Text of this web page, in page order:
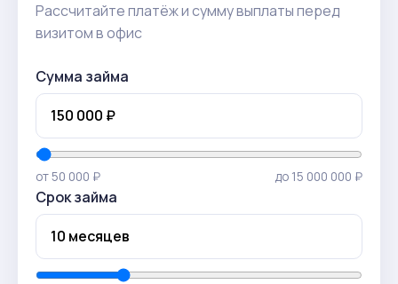
Рассчитайте платёж и сумму выплаты перед
визитом в офис
Сумма займа
от 50 000 ₽ до 15 000 000 ₽
Срок займа